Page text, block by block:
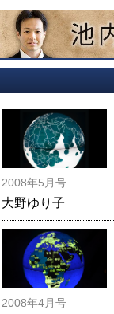
2008年5月号
大野ゆり子
2008年4月号